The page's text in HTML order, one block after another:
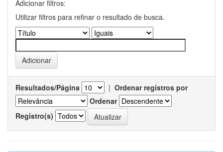
Adicionar filtros:
Utilizar filtros para refinar o resultado de busca.
Resultados/Página | Ordenar registros por
Ordenar
Registro(s)